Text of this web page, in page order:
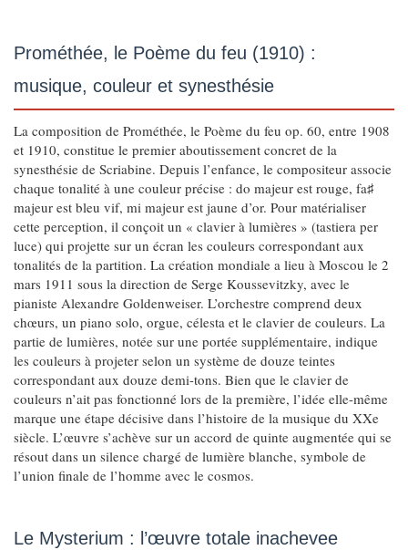
Prométhée, le Poème du feu (1910) :
musique, couleur et synesthésie
La composition de Prométhée, le Poème du feu op. 60, entre 1908
et 1910, constitue le premier aboutissement concret de la
synesthésie de Scriabine. Depuis l’enfance, le compositeur associe
chaque tonalité à une couleur précise : do majeur est rouge, fa♯
majeur est bleu vif, mi majeur est jaune d’or. Pour matérialiser
cette perception, il conçoit un « clavier à lumières » (tastiera per
luce) qui projette sur un écran les couleurs correspondant aux
tonalités de la partition. La création mondiale a lieu à Moscou le 2
mars 1911 sous la direction de Serge Koussevitzky, avec le
pianiste Alexandre Goldenweiser. L’orchestre comprend deux
chœurs, un piano solo, orgue, célesta et le clavier de couleurs. La
partie de lumières, notée sur une portée supplémentaire, indique
les couleurs à projeter selon un système de douze teintes
correspondant aux douze demi-tons. Bien que le clavier de
couleurs n’ait pas fonctionné lors de la première, l’idée elle-même
marque une étape décisive dans l’histoire de la musique du XXe
siècle. L’œuvre s’achève sur un accord de quinte augmentée qui se
résout dans un silence chargé de lumière blanche, symbole de
l’union finale de l’homme avec le cosmos.
Le Mysterium : l’œuvre totale inachevee